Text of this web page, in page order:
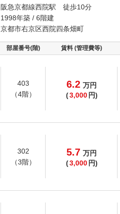
阪急京都線西院駅 徒歩10分
1998年築 / 6階建
京都市右京区西院四条畑町
部屋番号(階) 賃料 (管理費等)
403
（4階）
6.2 万円
(3,000 円)
302
（3階）
5.7 万円
(3,000 円)